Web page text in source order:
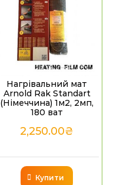
Нагрівальний мат
Arnold Rak Standart
(Німеччина) 1м2, 2мп,
180 ват
2,250.00₴
Купити